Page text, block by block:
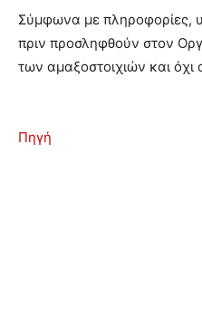
Σύμφωνα με πληροφορίες,
πριν προσληφθούν στον
των αμαξοστοιχιών και όχι
Πηγή